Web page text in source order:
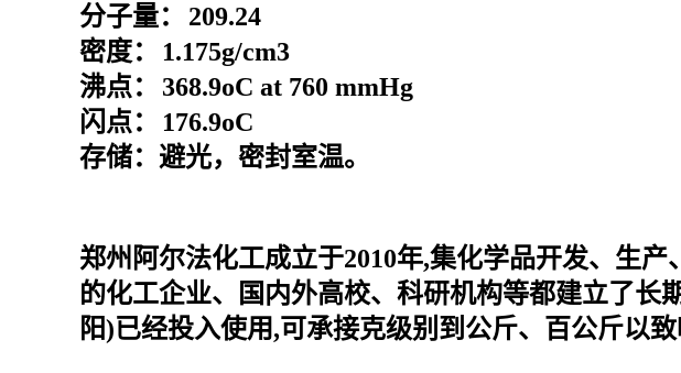
分子量：
209.24
密度：
1.175g/cm3
沸点：
368.9oC at 760 mmHg
闪点：
176.9oC
存储：避光，密封室温。
郑州阿尔法化工成立于2010年,集化学品开发、生
的化工企业、国内外高校、科研机构等都建立了
阳)已经投入使用,可承接克级别到公斤、百公斤以